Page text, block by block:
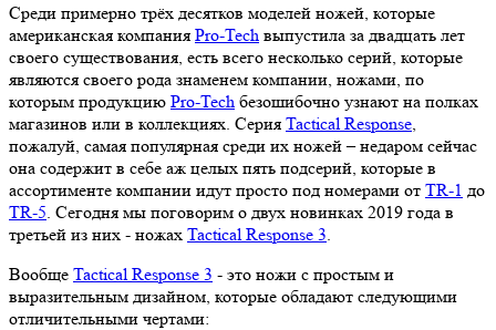
Среди примерно трёх десятков моделей ножей, которые
американская компания Pro-Tech выпустила за двадцать лет
своего существования, есть всего несколько серий, которые
являются своего рода знаменем компании, ножами, по
которым продукцию Pro-Tech безошибочно узнают на полках
магазинов или в коллекциях. Серия Tactical Response
пожалуй, самая популярная среди их ножей – недаром сейчас
она содержит в себе аж целых пять подсерий, которые в
ассортименте компании идут просто под номерами от TR-1 до
TR-5 . Сегодня мы поговорим о двух новинках 2019 года в
третьей из них - ножах Tactical Response 3
Вообще Tactical Response 3 - это ножи с простым и
выразительным дизайном, которые обладают следующими
отличительными чертами: